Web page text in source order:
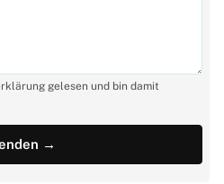
gelesen und bin damit